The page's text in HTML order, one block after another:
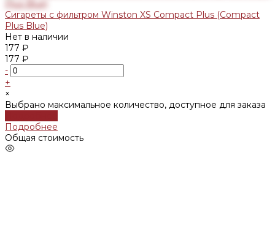
Сигареты с фильтром Winston XS Compact Plus (Compact
Plus Blue)
Нет в наличии
177 ₽
177 ₽
-
+
×
Выбрано максимальное количество, доступное для заказа
Подробнее
Общая стоимость